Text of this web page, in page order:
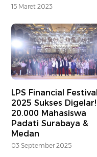
15 Maret 2023
LPS Financial Festival
2025 Sukses Digelar!
20.000 Mahasiswa
Padati Surabaya &
Medan
03 September 2025